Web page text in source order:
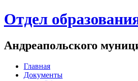
Отдел
Андреапольского
Главная
Документы